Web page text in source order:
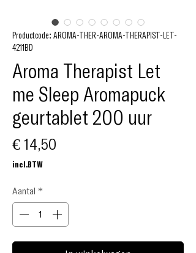
Productcode: AROMA-THER-AROMA-THERAPIST-LET-
4211BD
Aroma Therapist Let
me Sleep Aromapuck
geurtablet 200 uur
€ 14,50
incl.BTW
Aantal *